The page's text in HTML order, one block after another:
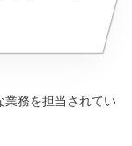
業務を担当されてい